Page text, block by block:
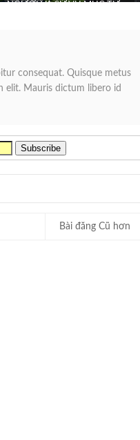
NGƯỜI VÀ SỨ VỤ MỤC TỬ
consequat. Quisque metus
elit. Mauris dictum libero id
Bài đăng Cũ hơn